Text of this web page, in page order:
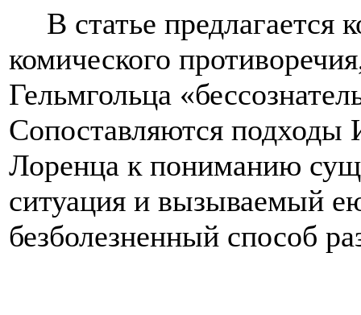
В статье предлагается
комического
Гельмгольца
Сопоставляются
Лоренца к пониманию
ситуация и вызываемый
безболезненный способ